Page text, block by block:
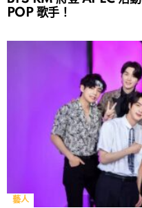
POP 歌手！
藝人